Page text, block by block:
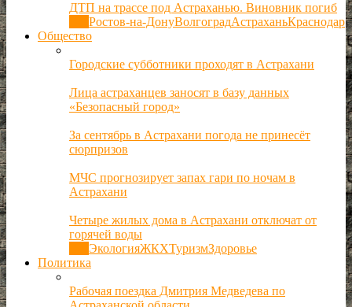
ДТП на трассе под Астраханью. Виновник погиб
Ростов-на-ДонуВолгоградАстраханьКраснодар
Общество
Городские субботники проходят в Астрахани
Лица астраханцев заносят в базу данных
«Безопасный город»
За сентябрь в Астрахани погода не принесёт
сюрпризов
МЧС прогнозирует запах гари по ночам в
Астрахани
Четыре жилых дома в Астрахани отключат от
горячей воды
ЭкологияЖКХТуризмЗдоровье
Политика
Рабочая поездка Дмитрия Медведева по